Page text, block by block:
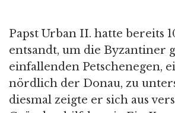
Papst Urban II. hatte bereits
entsandt, um die Byzantiner
einfallenden Petschenegen,
nördlich der Donau, zu
diesmal zeigte er sich aus